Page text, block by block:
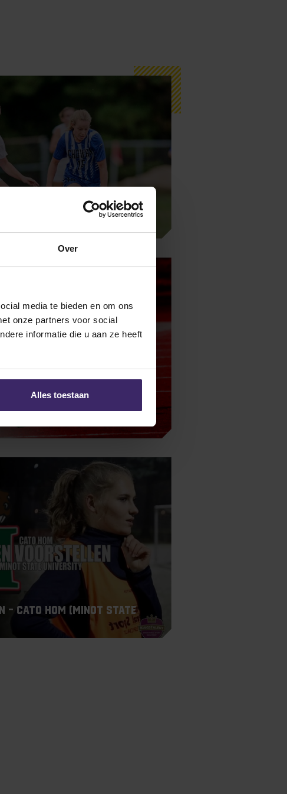
Over
media te bieden en om ons
onze partners voor social
informatie die u aan ze heeft
Alles toestaan
Cato Hom (Minot State
– Cato Hom (Minot State